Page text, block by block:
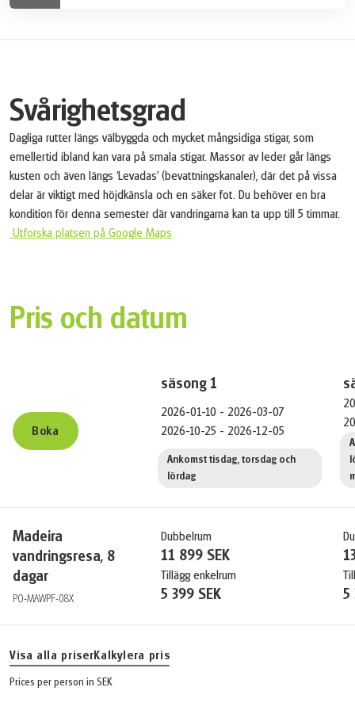
Svårighetsgrad
Dagliga rutter längs välbyggda och mycket mångsidiga stigar, som
emellertid ibland kan vara på smala stigar. Massor av leder går längs
kusten och även längs ‘Levadas’ (bevattningskanaler), där det på vissa
delar är viktigt med höjdkänsla och en säker fot. Du behöver en bra
kondition för denna semester där vandringarna kan ta upp till 5 timmar.
Utforska platsen på Google Maps
Pris och datum
Boka
Madeira
vandringsresa, 8
dagar
PO-MAWPF-08X
säsong 1
2026-01-10 - 2026-03-07
2026-10-25 - 2026-12-05
Ankomst tisdag, torsdag och
lördag
Dubbelrum
11 899 SEK
Tillägg enkelrum
5 399 SEK 5
Visa alla priserKalkylera pris
Prices per person in SEK